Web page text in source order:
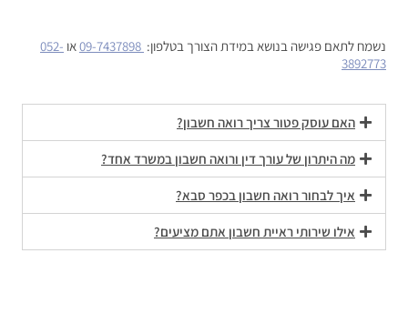
נשמח לתאם פגישה בנושא במידת הצורך בטלפון: או 052-
3892773
האם עוסק פטור צריך רואה חשבון?
מה היתרון של עורך דין ורואה חשבון במשרד אחד?
איך לבחור רואה חשבון בכפר סבא?
אילו שירותי ראיית חשבון אתם מציעים?